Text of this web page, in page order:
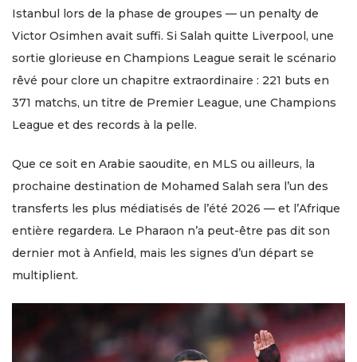
Istanbul lors de la phase de groupes — un penalty de
Victor Osimhen avait suffi. Si Salah quitte Liverpool, une
sortie glorieuse en Champions League serait le scénario
rêvé pour clore un chapitre extraordinaire : 221 buts en
371 matchs, un titre de Premier League, une Champions
League et des records à la pelle.
Que ce soit en Arabie saoudite, en MLS ou ailleurs, la
prochaine destination de Mohamed Salah sera l’un des
transferts les plus médiatisés de l’été 2026 — et l’Afrique
entière regardera. Le Pharaon n’a peut-être pas dit son
dernier mot à Anfield, mais les signes d’un départ se
multiplient.